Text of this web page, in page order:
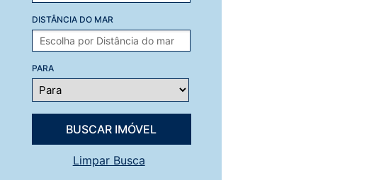
DISTÂNCIA DO MAR
PARA
Limpar Busca